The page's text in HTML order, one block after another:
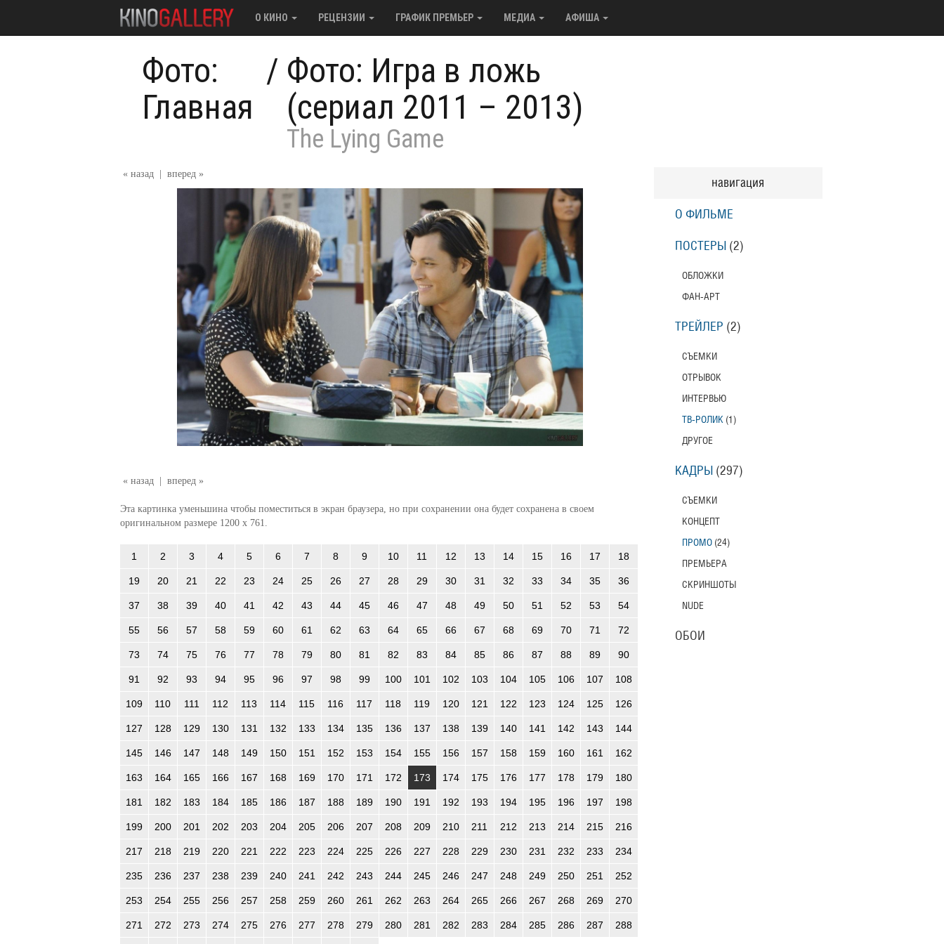
О КИНО РЕЦЕНЗИИ ГРАФИК ПРЕМЬЕР МЕДИА АФИША
Фото:
Главная
/ Фото: Игра в ложь
(сериал 2011 – 2013)
The Lying Game
« назад вперед »
« назад | вперед »
Эта картинка уменьшина чтобы поместиться в экран браузера, но при сохранении она будет сохранена в своем
оригинальном размере 1200 x 761.
1 2 3 4 5 6 7 8 9 10 11 12 13 14 15 16 17 18
19 20 21 22 23 24 25 26 27 28 29 30 31 32 33 34 35 36
37 38 39 40 41 42 43 44 45 46 47 48 49 50 51 52 53 54
55 56 57 58 59 60 61 62 63 64 65 66 67 68 69 70 71 72
73 74 75 76 77 78 79 80 81 82 83 84 85 86 87 88 89 90
91 92 93 94 95 96 97 98 99 100 101 102 103 104 105 106 107 108
109 110 111 112 113 114 115 116 117 118 119 120 121 122 123 124 125 126
127 128 129 130 131 132 133 134 135 136 137 138 139 140 141 142 143 144
145 146 147 148 149 150 151 152 153 154 155 156 157 158 159 160 161 162
163 164 165 166 167 168 169 170 171 172 173 174 175 176 177 178 179 180
181 182 183 184 185 186 187 188 189 190 191 192 193 194 195 196 197 198
199 200 201 202 203 204 205 206 207 208 209 210 211 212 213 214 215 216
217 218 219 220 221 222 223 224 225 226 227 228 229 230 231 232 233 234
235 236 237 238 239 240 241 242 243 244 245 246 247 248 249 250 251 252
253 254 255 256 257 258 259 260 261 262 263 264 265 266 267 268 269 270
271 272 273 274 275 276 277 278 279 280 281 282 283 284 285 286 287 288
навигация
О ФИЛЬМЕ
ПОСТЕРЫ (2)
ОБЛОЖКИ
ФАН-АРТ
ТРЕЙЛЕР (2)
СЪЕМКИ
ОТРЫВОК
ИНТЕРВЬЮ
ТВ-РОЛИК (1)
ДРУГОЕ
КАДРЫ (297)
СЪЕМКИ
КОНЦЕПТ
ПРОМО (24)
ПРЕМЬЕРА
СКРИНШОТЫ
NUDE
ОБОИ